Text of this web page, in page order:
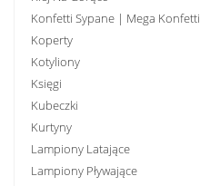
Konfetti Sypane | Mega Konfetti
Koperty
Kotyliony
Księgi
Kubeczki
Kurtyny
Lampiony Latające
Lampiony Pływające